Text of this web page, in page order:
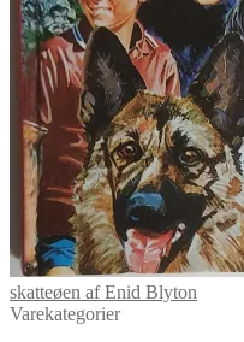
skatteøen af Enid Blyton
Varekategorier